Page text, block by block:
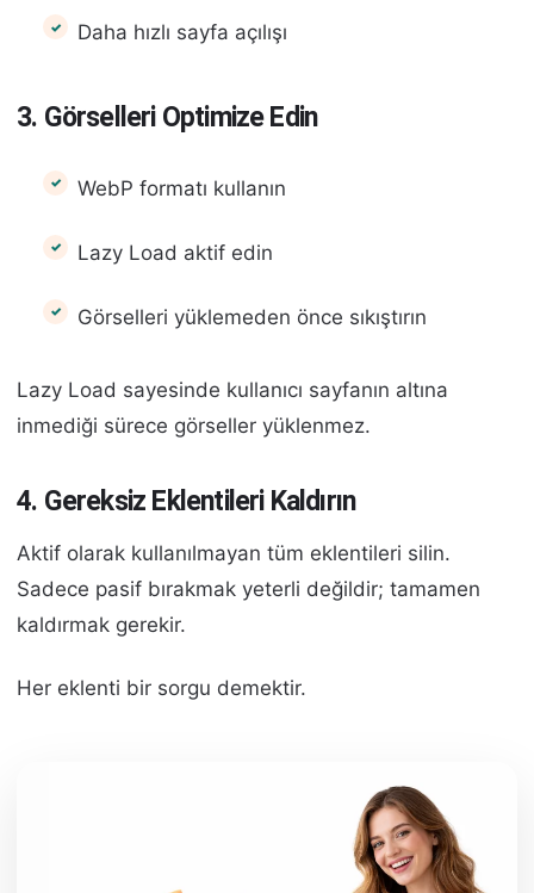
Daha hızlı sayfa açılışı
3. Görselleri Optimize Edin
WebP formatı kullanın
Lazy Load aktif edin
Görselleri yüklemeden önce sıkıştırın
Lazy Load sayesinde kullanıcı sayfanın altına
inmediği sürece görseller yüklenmez.
4. Gereksiz Eklentileri Kaldırın
Aktif olarak kullanılmayan tüm eklentileri silin.
Sadece pasif bırakmak yeterli değildir; tamamen
kaldırmak gerekir.
Her eklenti bir sorgu demektir.